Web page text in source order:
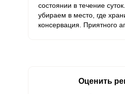
состоянии в течение
убираем в место, где
консервация. Приятного
Оценить